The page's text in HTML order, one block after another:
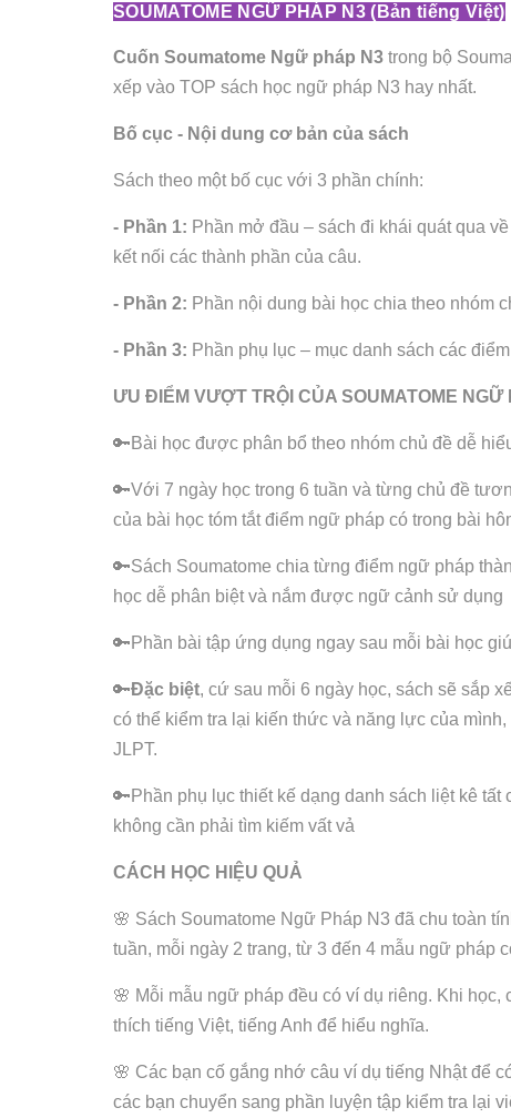
SOUMATOME NGỮ PHÁP N3 (Bản tiếng Việt)
Cuốn Soumatome Ngữ pháp N3 trong bộ
xếp vào TOP sách học ngữ pháp N3 hay nhất.
Bố cục - Nội dung cơ bản của sách
Sách theo một bố cục với 3 phần chính:
- Phần 1: Phần mở đầu – sách đi khái quát qua
kết nối các thành phần của câu.
- Phần 2: Phần nội dung bài học chia theo nhóm
- Phần 3: Phần phụ lục – mục danh sách các
ƯU ĐIỂM VƯỢT TRỘI CỦA SOUMATOME NGỮ
🔑Bài học được phân bổ theo nhóm chủ đề dễ
🔑Với 7 ngày học trong 6 tuần và từng chủ đề
của bài học tóm tắt điểm ngữ pháp có trong bài
🔑Sách Soumatome chia từng điểm ngữ pháp
học dễ phân biệt và nắm được ngữ cảnh sử dụng
🔑Phần bài tập ứng dụng ngay sau mỗi bài học
🔑Đặc biệt, cứ sau mỗi 6 ngày học, sách sẽ sắp
có thể kiểm tra lại kiến thức và năng lực của
JLPT.
🔑Phần phụ lục thiết kế dạng danh sách liệt kê
không cần phải tìm kiếm vất vả
CÁCH HỌC HIỆU QUẢ
🌸 Sách Soumatome Ngữ Pháp N3 đã chu toàn
tuần, mỗi ngày 2 trang, từ 3 đến 4 mẫu ngữ pháp
🌸 Mỗi mẫu ngữ pháp đều có ví dụ riêng. Khi
thích tiếng Việt, tiếng Anh để hiểu nghĩa.
🌸 Các bạn cố gắng nhớ câu ví dụ tiếng Nhật để
các bạn chuyển sang phần luyện tập kiểm tra lại